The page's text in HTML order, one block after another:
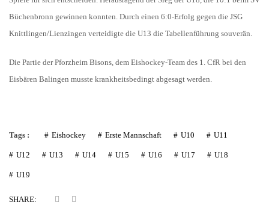
Büchenbronn gewinnen konnten. Durch einen 6:0-Erfolg gegen die JSG
Knittlingen/Lienzingen verteidigte die U13 die Tabellenführung souverän.
Die Partie der Pforzheim Bisons, dem Eishockey-Team des 1. CfR bei den
Eisbären Balingen musste krankheitsbedingt abgesagt werden.
Tags : Eishockey Erste Mannschaft U10 U11
U12 U13 U14 U15 U16 U17 U18
U19
SHARE: